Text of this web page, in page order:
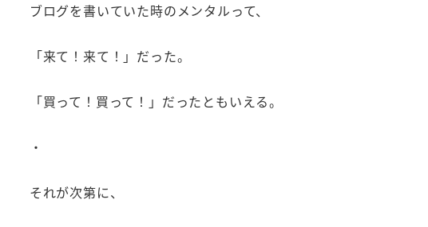
ブログを書いていた時のメンタルって、
「来て！来て！」だった。
「買って！買って！」だったともいえる。
・
それが次第に、